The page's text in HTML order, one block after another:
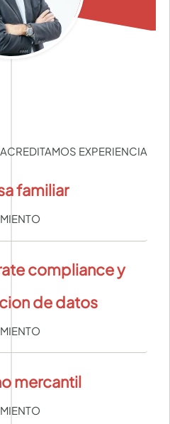
EXPERIENCIA
familiar
compliance y
de datos
mercantil